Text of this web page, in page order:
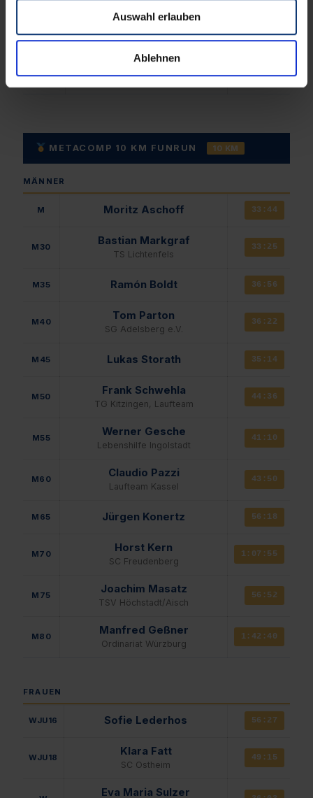
Auswahl erlauben
Ablehnen
W60 Rosi Habel
TSV Wolfratshausen
1:45:48
W65 Maria Rehm
Laufend unterwegs
2:02:16
METACOMP 10 KM FUNRUN 10 KM
MÄNNER
M Moritz Aschoff 33:44
M30 Bastian Markgraf
TS Lichtenfels
33:25
M35 Ramón Boldt 36:56
M40 Tom Parton
SG Adelsberg e.V.
36:22
M45 Lukas Storath 35:14
M50 Frank Schwehla
TG Kitzingen, Laufteam
44:36
M55 Werner Gesche
Lebenshilfe Ingolstadt
41:10
M60 Claudio Pazzi
Laufteam Kassel
43:50
M65 Jürgen Konertz 56:18
M70 Horst Kern
SC Freudenberg
1:07:55
M75 Joachim Masatz
TSV Höchstadt/Aisch
56:52
M80 Manfred Geßner
Ordinariat Würzburg
1:42:40
FRAUEN
WJU16 Sofie Lederhos 56:27
WJU18 Klara Fatt
SC Ostheim
49:15
Eva Maria Sulzer